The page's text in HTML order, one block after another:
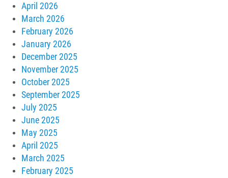
April 2026
March 2026
February 2026
January 2026
December 2025
November 2025
October 2025
September 2025
July 2025
June 2025
May 2025
April 2025
March 2025
February 2025